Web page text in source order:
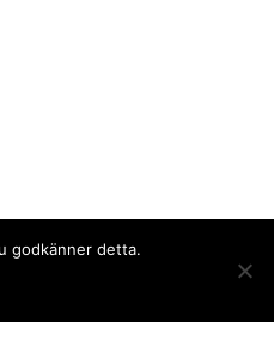
godkänner detta.